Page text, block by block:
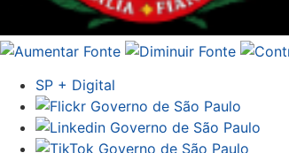
SP + Digital